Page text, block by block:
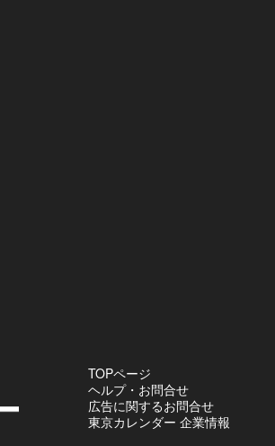
TOPページ
ヘルプ・お問合せ
広告に関するお問合せ
東京カレンダー 企業情報